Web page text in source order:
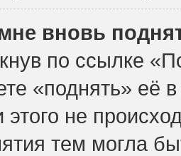
вновь
по ссылке
«поднять» её
этого не
тем могла